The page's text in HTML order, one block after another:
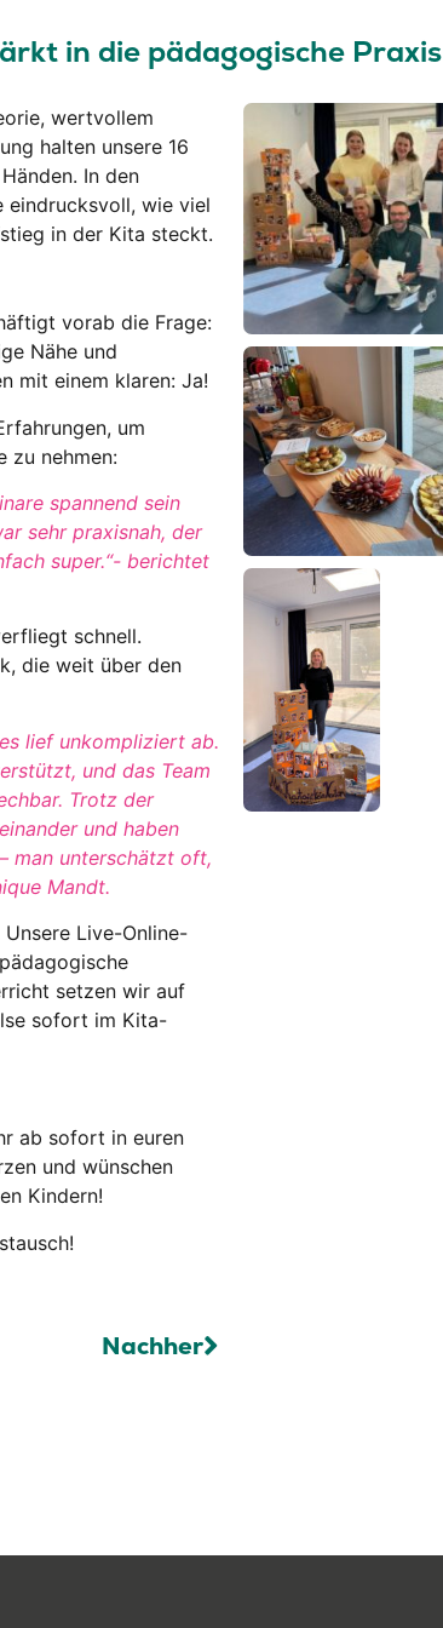
in die pädagogische Praxis
wertvollem
halten unsere 16
In den
eindrucksvoll, wie viel
in der Kita steckt.
vorab die Frage:
Nähe und
mit einem klaren: Ja!
um
zu nehmen:
spannend sein
sehr praxisnah, der
super.“- berichtet
schnell.
die weit über den
lief unkompliziert ab.
und das Team
Trotz der
und haben
man unterschätzt oft,
Mandt.
Live-Online-
setzen wir auf
sofort im Kita-
ab sofort in euren
und wünschen
Kindern!
Nachher